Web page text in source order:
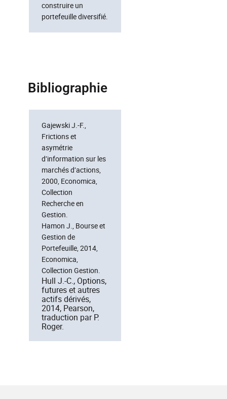
construire un
portefeuille diversifié.
Bibliographie
Gajewski J.-F.,
Frictions et
asymétrie
d’information sur les
marchés d’actions,
2000, Economica,
Collection
Recherche en
Gestion.
Hamon J., Bourse et
Gestion de
Portefeuille, 2014,
Economica,
Collection Gestion.
Hull J.-C., Options,
futures et autres
actifs dérivés,
2014, Pearson,
traduction par P.
Roger.